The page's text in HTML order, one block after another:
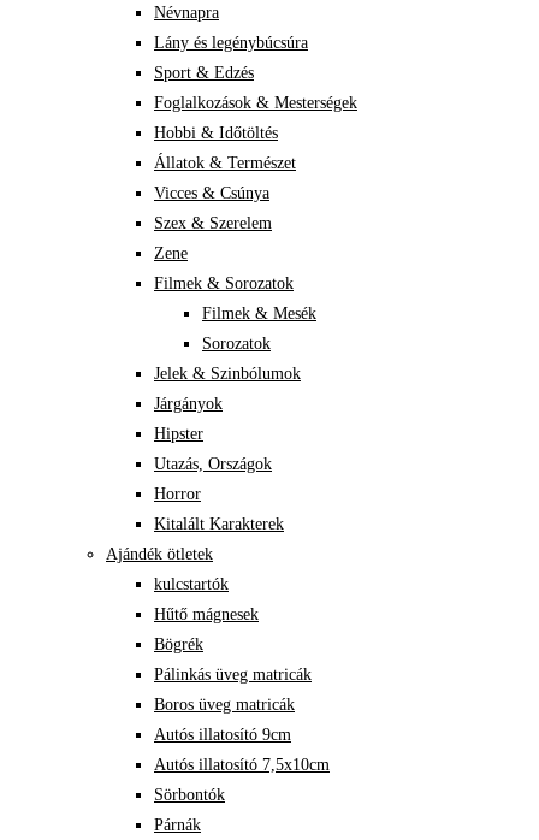
Névnapra
Lány és legénybúcsúra
Sport & Edzés
Foglalkozások & Mesterségek
Hobbi & Időtöltés
Állatok & Természet
Vicces & Csúnya
Szex & Szerelem
Zene
Filmek & Sorozatok
Filmek & Mesék
Sorozatok
Jelek & Szinbólumok
Járgányok
Hipster
Utazás, Országok
Horror
Kitalált Karakterek
Ajándék ötletek
kulcstartók
Hűtő mágnesek
Bögrék
Pálinkás üveg matricák
Boros üveg matricák
Autós illatosító 9cm
Autós illatosító 7,5x10cm
Sörbontók
Párnák